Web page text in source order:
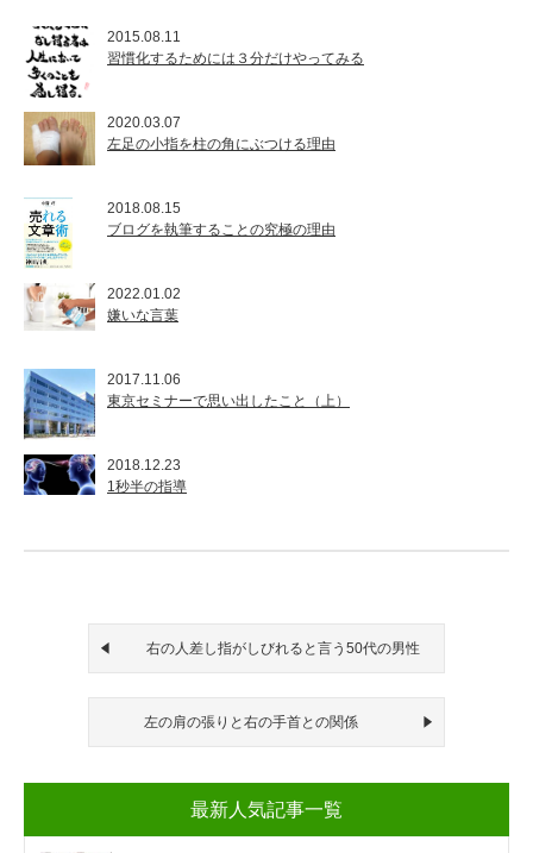
2015.08.11
習慣化するためには３分だけやってみる
2020.03.07
左足の小指を柱の角にぶつける理由
2018.08.15
ブログを執筆することの究極の理由
2022.01.02
嫌いな言葉
2017.11.06
東京セミナーで思い出したこと（上）
2018.12.23
1秒半の指導
右の人差し指がしびれると言う50代の男性
左の肩の張りと右の手首との関係
最新人気記事一覧